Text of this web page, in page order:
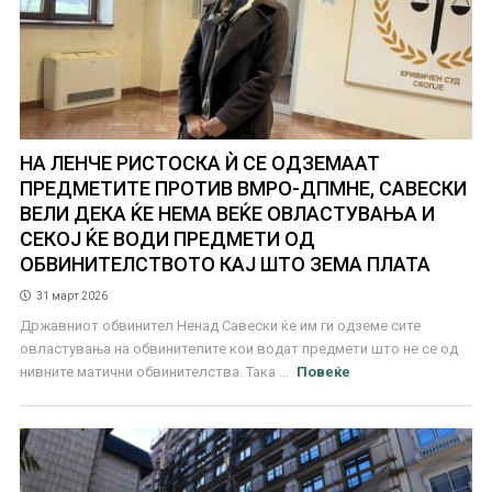
НА ЛЕНЧЕ РИСТОСКА Ѝ СЕ ОДЗЕМААТ
ПРЕДМЕТИТЕ ПРОТИВ ВМРО-ДПМНЕ, САВЕСКИ
ВЕЛИ ДЕКА ЌЕ НЕМА ВЕЌЕ ОВЛАСТУВАЊА И
СЕКОЈ ЌЕ ВОДИ ПРЕДМЕТИ ОД
ОБВИНИТЕЛСТВОТО КАЈ ШТО ЗЕМА ПЛАТА
31 март 2026
Државниот обвинител Ненад Савески ќе им ги одземе сите
овластувања на обвинителите кои водат предмети што не се од
нивните матични обвинителства. Така ...
Повеќе